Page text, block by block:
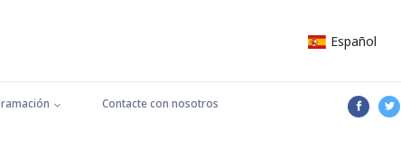
Español
Contacte con nosotros